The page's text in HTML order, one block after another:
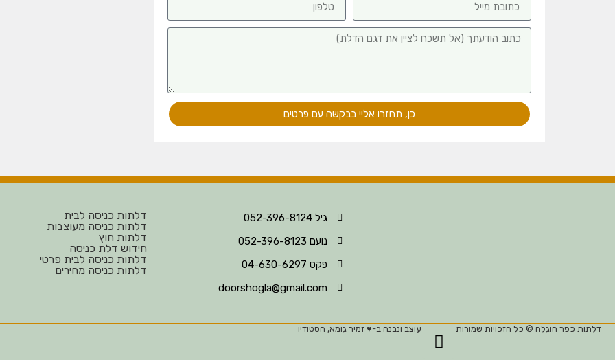
כן, תחזרו אליי בבקשה עם פרטים
גיל 052-396-8124
נועם 052-396-8123
פקס 04-630-6297
doorshogla@gmail.com
דלתות כניסה לבית
דלתות כניסה מעוצבות
דלתות חוץ
חידוש דלת כניסה
דלתות כניסה לבית פרטי
דלתות כניסה מחירים
דלתות כפר חוגלה © כל הזכויות שמורות עוצב ונבנה ב-♥︎ זמיר גומא, הסטודיו